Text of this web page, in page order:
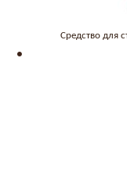
Средство для